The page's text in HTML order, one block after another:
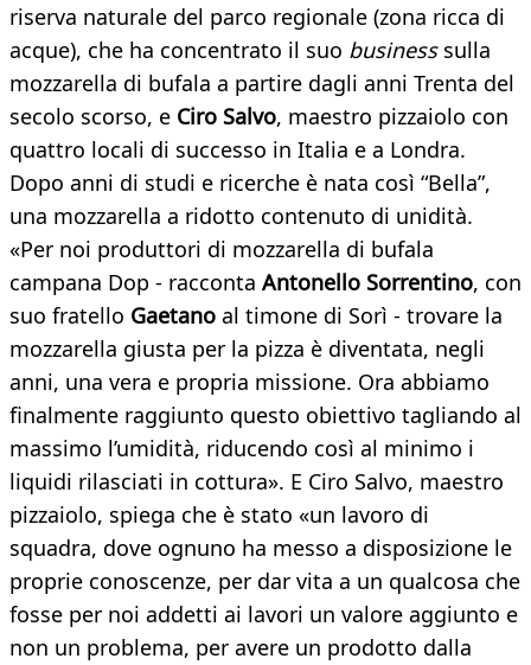
riserva naturale del parco regionale (zona ricca di
acque), che ha concentrato il suo business sulla
mozzarella di bufala a partire dagli anni Trenta del
secolo scorso, e Ciro Salvo, maestro pizzaiolo con
quattro locali di successo in Italia e a Londra.
Dopo anni di studi e ricerche è nata così “Bella”,
una mozzarella a ridotto contenuto di unidità.
«Per noi produttori di mozzarella di bufala
campana Dop - racconta Antonello Sorrentino, con
suo fratello Gaetano al timone di Sorì - trovare la
mozzarella giusta per la pizza è diventata, negli
anni, una vera e propria missione. Ora abbiamo
finalmente raggiunto questo obiettivo tagliando al
massimo l’umidità, riducendo così al minimo i
liquidi rilasciati in cottura». E Ciro Salvo, maestro
pizzaiolo, spiega che è stato «un lavoro di
squadra, dove ognuno ha messo a disposizione le
proprie conoscenze, per dar vita a un qualcosa che
fosse per noi addetti ai lavori un valore aggiunto e
non un problema, per avere un prodotto dalla